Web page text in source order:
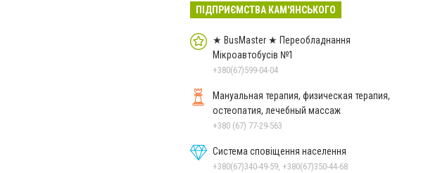
ПІДПРИЄМСТВА КАМ'ЯНСЬКОГО
★ BusMaster ★ Переобладнання
Мікроавтобусів №1
+380(67)599-04-04
Мануальная терапия, физическая терапия,
остеопатия, лечебный массаж
+380 (67) 77-29-563
Система сповіщення населення
+380(67)340-49-59, +380(67)350-44-68